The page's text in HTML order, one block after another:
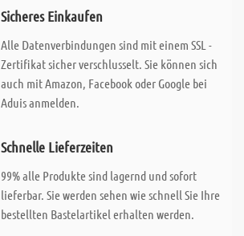
Sicheres Einkaufen
Alle Datenverbindungen sind mit einem SSL -
Zertifikat sicher verschlusselt. Sie können sich
auch mit Amazon, Facebook oder Google bei
Aduis anmelden.
Schnelle Lieferzeiten
99% alle Produkte sind lagernd und sofort
lieferbar. Sie werden sehen wie schnell Sie Ihre
bestellten Bastelartikel erhalten werden.